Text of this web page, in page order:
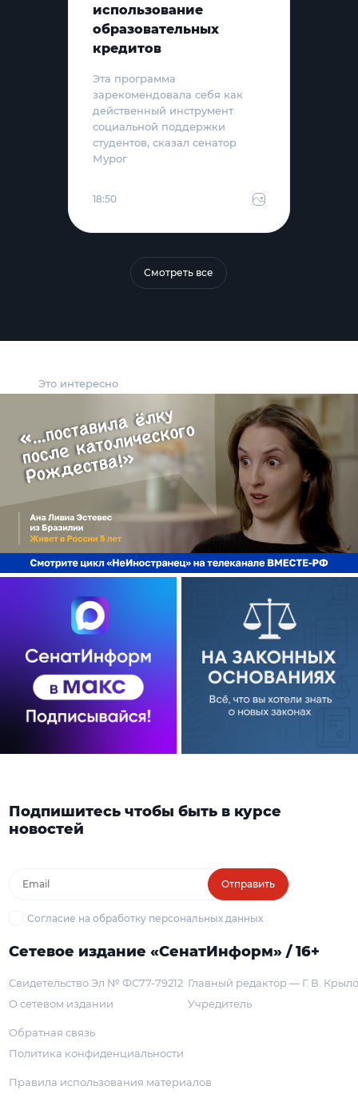
Это интересно
использование
образовательных
кредитов
Эта программа
зарекомендовала себя как
действенный инструмент
социальной поддержки
студентов, сказал сенатор
Мурог
18:50
Смотреть все
Подпишитесь чтобы быть в курсе
новостей
Отправить
Согласие на обработку персональных данных
Сетевое издание «СенатИнформ» / 16+
Свидетельство Эл № ФС77-79212
О сетевом издании
Главный редактор — Г. В.
Учредитель
Обратная связь
Политика конфиденциальности
Правила использования материалов